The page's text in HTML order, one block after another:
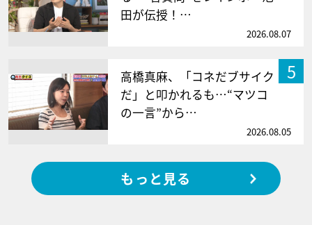
田が伝授！…
2026.08.07
5
高橋真麻、「コネだブサイク
だ」と叩かれるも…“マツコ
の一言”から…
2026.08.05
もっと見る